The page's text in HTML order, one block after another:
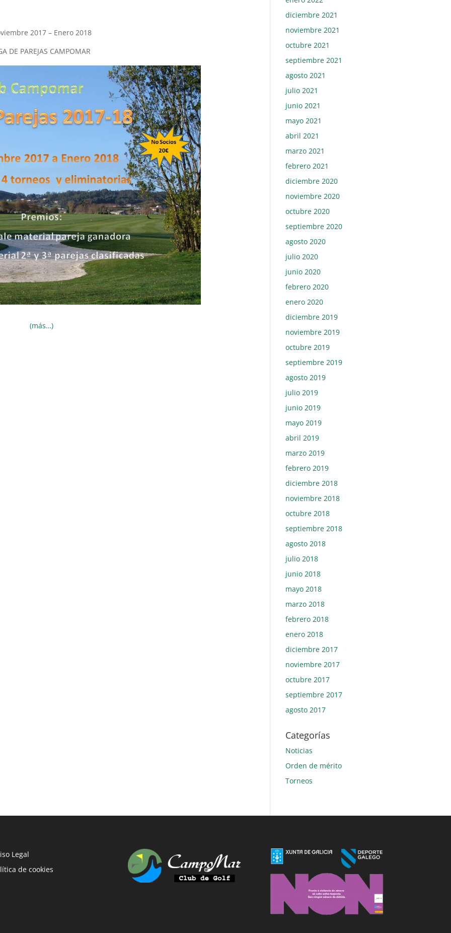
2017 – Enero 2018
DE PAREJAS CAMPOMAR
(más…)
diciembre 2021
noviembre 2021
octubre 2021
septiembre 2021
agosto 2021
julio 2021
junio 2021
mayo 2021
abril 2021
marzo 2021
febrero 2021
diciembre 2020
noviembre 2020
octubre 2020
septiembre 2020
agosto 2020
julio 2020
junio 2020
febrero 2020
enero 2020
diciembre 2019
noviembre 2019
octubre 2019
septiembre 2019
agosto 2019
julio 2019
junio 2019
mayo 2019
abril 2019
marzo 2019
febrero 2019
diciembre 2018
noviembre 2018
octubre 2018
septiembre 2018
agosto 2018
julio 2018
junio 2018
mayo 2018
marzo 2018
febrero 2018
enero 2018
diciembre 2017
noviembre 2017
octubre 2017
septiembre 2017
agosto 2017
Categorías
Noticias
Orden de mérito
Torneos
Legal
de cookies